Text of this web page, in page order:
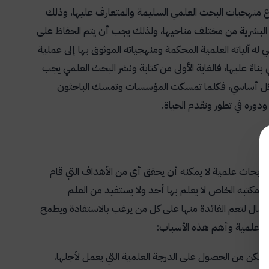
منهجيات البحث العلمي السليمة والمتعارف عليها، وذلك
البشرية من مختلف مناحيها، ولذلك يجب أن يتم الحفاظ على
آلياته العلمية المحكمة ومنهجياته الموثوق بها إلى عملية
بناءً عليها، فالغاية الأولى من كتابة ونشر البحث العلمي يجب
أساسي، فكلما تمسكت المؤسسات وتمسك الباحثون
في تطور وتقدم الحياة.
أبحاث علمية لا يمكنه أن يحقق أي من الأهداف التي قام
مكتبه الخاص لا يعلم بها أحد ولا يستفيد من العلم
لتعم الفائدة منها على كل من يرغب بالاستفادة ويطمح
علمية وأهم هذه الأسباب:
من الحصول على الدرجة العلمية التي يعمل لأجلها.